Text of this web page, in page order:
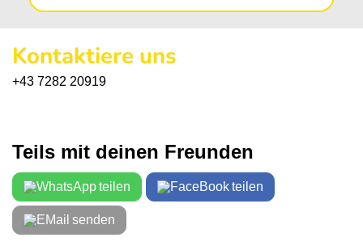
Kontaktiere uns
+43 7282 20919
Teils mit deinen Freunden
teilen teilen
senden